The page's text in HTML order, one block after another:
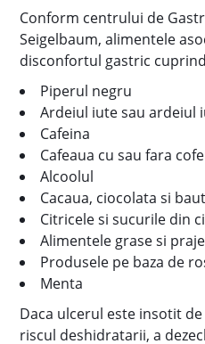
Conform centrului de
Seigelbaum, alimentele
disconfortul gastric
Piperul negru
Ardeiul iute sau ardeiul
Cafeina
Cafeaua cu sau fara
Alcoolul
Cacaua, ciocolata si
Citricele si sucurile din
Alimentele grase si
Produsele pe baza de
Menta
Daca ulcerul este insotit
riscul deshidratarii, a